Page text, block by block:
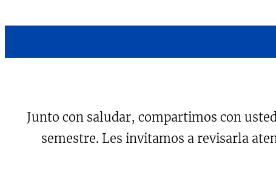
Junto con saludar, compartimos con
semestre. Les invitamos a revisarla